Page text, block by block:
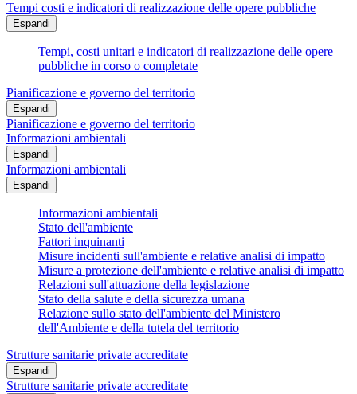
Tempi costi e indicatori di realizzazione delle opere pubbliche
Espandi
Tempi, costi unitari e indicatori di realizzazione delle opere
pubbliche in corso o completate
Pianificazione e governo del territorio
Espandi
Pianificazione e governo del territorio
Informazioni ambientali
Espandi
Informazioni ambientali
Espandi
Informazioni ambientali
Stato dell'ambiente
Fattori inquinanti
Misure incidenti sull'ambiente e relative analisi di impatto
Misure a protezione dell'ambiente e relative analisi di impatto
Relazioni sull'attuazione della legislazione
Stato della salute e della sicurezza umana
Relazione sullo stato dell'ambiente del Ministero
dell'Ambiente e della tutela del territorio
Strutture sanitarie private accreditate
Espandi
Strutture sanitarie private accreditate